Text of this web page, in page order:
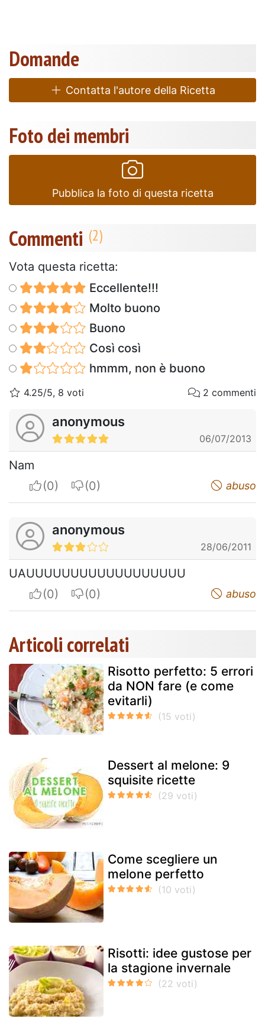
Domande
Contatta l'autore della Ricetta
Foto dei membri
Pubblica la foto di questa ricetta
Commenti
Vota questa ricetta:
Eccellente!!!
Molto buono
Buono
Così così
hmmm, non è buono
4.25/5, 8 voti 2 commenti
anonymous
06/07/2013
Nam
I apreciateI do not appreciate abuso
anonymous
28/06/2011
UAUUUUUUUUUUUUUUUUUU
I apreciateI do not appreciate abuso
Articoli correlati
Risotto perfetto: 5 errori
da NON fare (e come
evitarli)
Dessert al melone: 9
squisite ricette
Come scegliere un
melone perfetto
Risotti: idee gustose per
la stagione invernale